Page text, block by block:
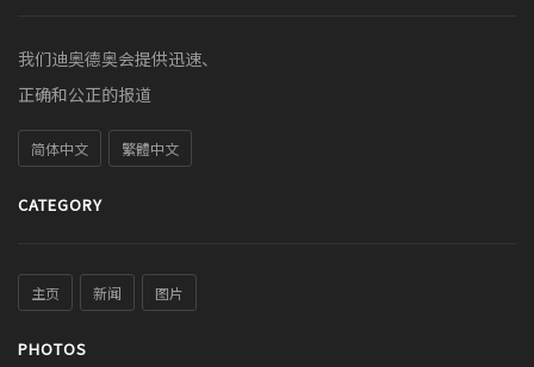
我们迪奥德奥会提供迅速、
正确和公正的报道
简体中文 繁體中文
CATEGORY
主页 新闻 图片
PHOTOS